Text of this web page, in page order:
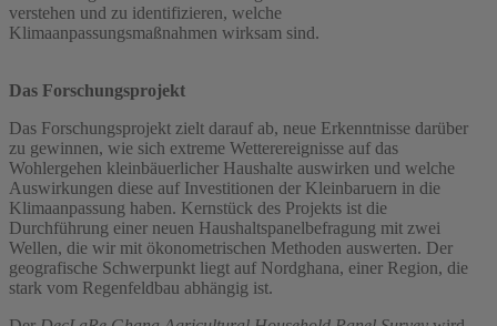
verstehen und zu identifizieren, welche
Klimaanpassungsmaßnahmen wirksam sind.
Das Forschungsprojekt
Das Forschungsprojekt zielt darauf ab, neue Erkenntnisse darüber
zu gewinnen, wie sich extreme Wetterereignisse auf das
Wohlergehen kleinbäuerlicher Haushalte auswirken und welche
Auswirkungen diese auf Investitionen der Kleinbaruern in die
Klimaanpassung haben. Kernstück des Projekts ist die
Durchführung einer neuen Haushaltspanelbefragung mit zwei
Wellen, die wir mit ökonometrischen Methoden auswerten. Der
geografische Schwerpunkt liegt auf Nordghana, einer Region, die
stark vom Regenfeldbau abhängig ist.